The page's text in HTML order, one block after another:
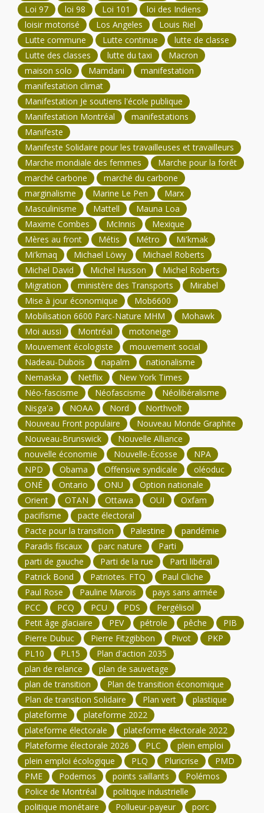
Loi 97 loi 98 Loi 101
loi des Indiens
loisir motorisé
Los Angeles
Louis Riel
Lutte commune
Lutte continue
lutte de classe
Lutte des classes
lutte du taxi
Macron
maison solo
Mamdani
manifestation
manifestation climat
Manifestation Je soutiens l'école publique
Manifestation Montréal
manifestations
Manifeste
Manifeste Solidaire pour les travailleuses et travailleurs
Marche mondiale des femmes
Marche pour la forêt
marché carbone
marché du carbone
marginalisme
Marine Le Pen
Marx
Masculinisme
Mattell
Mauna Loa
Maxime Combes
McInnis
Mexique
Mères au front
Métis Métro
Mi'kmak
Mi'kmaq
Michael Löwy
Michael Roberts
Michel David
Michel Husson
Michel Roberts
Migration
ministère des Transports
Mirabel
Mise à jour économique
Mob6600
Mobilisation 6600 Parc-Nature MHM
Mohawk
Moi aussi
Montréal
motoneige
Mouvement écologiste
mouvement social
Nadeau-Dubois
napalm
nationalisme
Nemaska
Netflix
New York Times
Néo-fascisme
Néofascisme
Néolibéralisme
Nisga'a
NOAA Nord
Northvolt
Nouveau Front populaire
Nouveau Monde Graphite
Nouveau-Brunswick
Nouvelle Alliance
nouvelle économie
Nouvelle-Écosse
NPA
NPD
Obama Offensive syndicale
oléoduc
ONÉ
Ontario ONU
Option nationale
Orient
OTAN Ottawa OUI
Oxfam
pacifisme
pacte électoral
Pacte pour la transition
Palestine
pandémie
Paradis fiscaux
parc nature
Parti
parti de gauche
Parti de la rue
Parti libéral
Patrick Bond
Patriotes. FTQ
Paul Cliche
Paul Rose
Pauline Marois
pays sans armée
PCC
PCQ PCU PDS
Pergélisol
Petit âge glaciaire
PEV pétrole pêche
PIB
Pierre Dubuc
Pierre Fitzgibbon Pivot
PKP
PL10
PL15
Plan d'action 2035
plan de relance
plan de sauvetage
plan de transition
Plan de transition économique
Plan de transition Solidaire
Plan vert
plastique
plateforme
plateforme 2022
plateforme électorale
plateforme électorale 2022
Plateforme électorale 2026
PLC
plein emploi
plein emploi écologique
PLQ Pluricrise
PMD
PME
Podemos points saillants
Polémos
Police de Montréal
politique industrielle
politique monétaire
Pollueur-payeur
porc